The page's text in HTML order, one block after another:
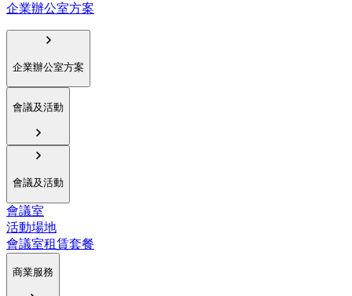
企業辦公室方案
企業辦公室方案
會議及活動
會議及活動
會議室
活動場地
會議室租賃套餐
商業服務